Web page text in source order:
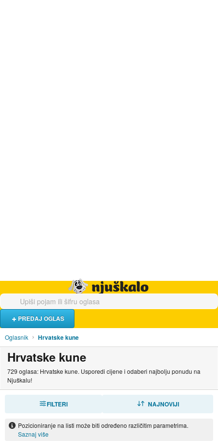
PREDAJ OGLAS
Oglasnik Hrvatske kune
Hrvatske kune
729 oglasa: Hrvatske kune. Usporedi cijene i odaberi najbolju ponudu na
Njuškalu!
FILTERI NAJNOVIJI
Pozicioniranje na listi može biti određeno različitim parametrima.
Saznaj više